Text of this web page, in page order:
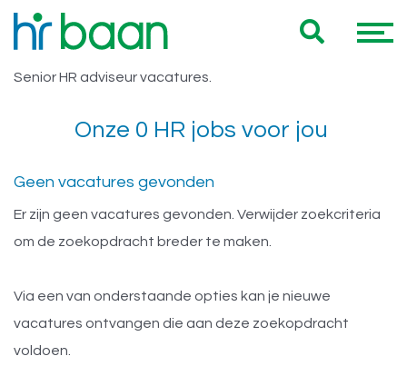
Vacatures Utrecht Senior HR
adviseur
Hieronder vind je een overzicht van al onze Utrecht
Senior HR adviseur vacatures.
Onze 0 HR jobs voor jou
Geen vacatures gevonden
Er zijn geen vacatures gevonden. Verwijder zoekcriteria
om de zoekopdracht breder te maken.
Via een van onderstaande opties kan je nieuwe
vacatures ontvangen die aan deze zoekopdracht
voldoen.